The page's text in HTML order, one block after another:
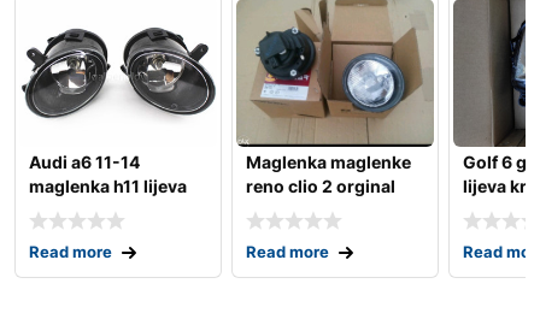
Audi a6 11-14
maglenka h11 lijeva
l+d na stanju
Read more
Maglenka maglenke
reno clio 2 orginal
062/100-736
Read more
Golf 6
lijeva
stanju
Read